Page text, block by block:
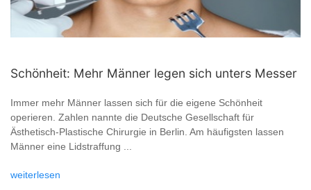
Schönheit: Mehr Männer legen sich unters Messer
Immer mehr Männer lassen sich für die eigene Schönheit
operieren. Zahlen nannte die Deutsche Gesellschaft für
Ästhetisch-Plastische Chirurgie in Berlin. Am häufigsten lassen
Männer eine Lidstraffung ...
weiterlesen